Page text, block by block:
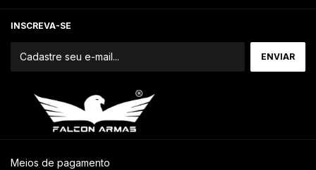
INSCREVA-SE
Meios de pagamento